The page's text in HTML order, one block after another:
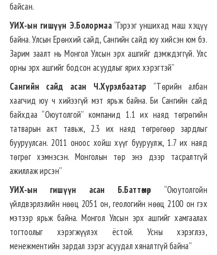
байсан.
УИХ-ын гишүүн Э.Болормаа“Гэрээг уншихад маш хэцүү
байна. Улсын Ерөнхий сайд, Сангийн сайд юу хийсэн юм бэ.
Зарим заалт нь Монгол Улсын эрх ашгийг дэмждэггүй. Улс
орны эрх ашгийг бодсон асуудлыг ярих хэрэгтэй”
Сангийн сайд асан Ч.Хүрэлбаатар “Төрийн албан
хаагчид юу ч хийээгүй мэт ярьж байна. Би Сангийн сайд
байхдаа “Оюутолгой” компанид 1.1 их наяд төгрөгийн
татварын акт тавьж, 2.3 их наяд төгрөгөөр зардлыг
бууруулсан. 2011 оноос хойш хүүг бууруулж, 1.7 их наяд
төгрөг хэмнэсэн. Монголын төр энэ дээр тасралтгүй
ажиллаж ирсэн”
УИХ-ын гишүүн асан Б.Баттөмөр “Оюутолгойн
үйлдвэрлэлийн нөөц 2051 он, геологийн нөөц 2100 он гэх
мэтээр ярьж байна. Монгол Улсын эрх ашгийг хамгаалах
тогтоолыг хэрэгжүүлэх ёстой. Усны хэрэглээ,
менежментийн зардал зэрэг асуудал хяналтгүй байна”